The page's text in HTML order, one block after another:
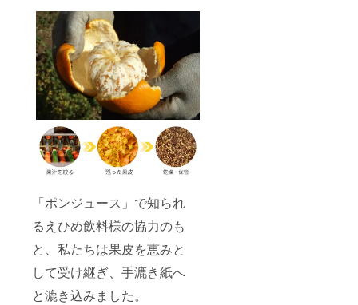
「ポンジュース」で知られ
るえひめ飲料様の協力のも
と、私たちは果皮を恵みと
して受け継ぎ、手漉き紙へ
と漉き込みました。